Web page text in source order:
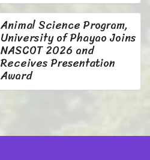
Animal Science Program,
University of Phayao Joins
NASCOT 2026 and
Receives Presentation
Award